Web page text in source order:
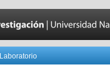
Laboratorio